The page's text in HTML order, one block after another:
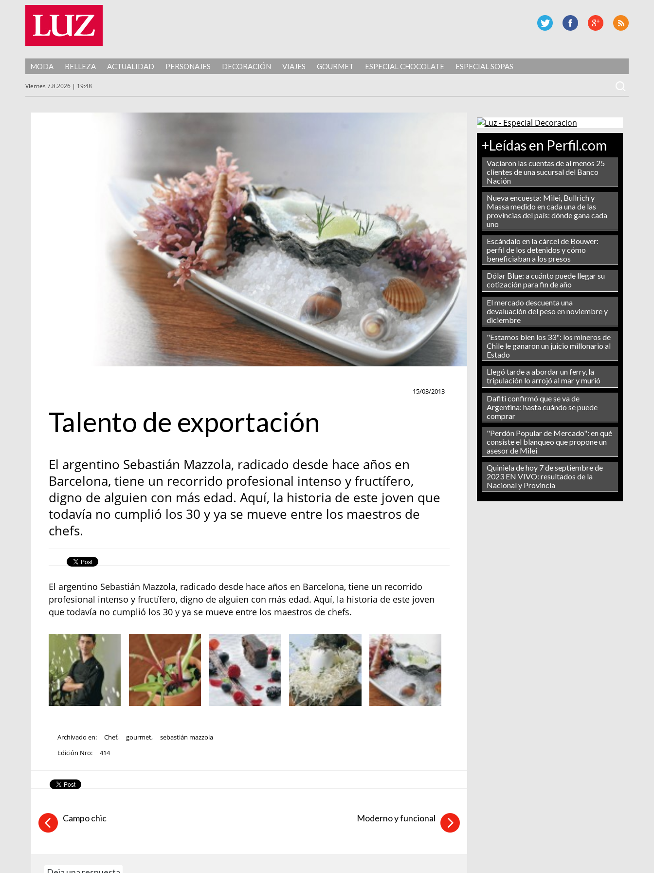
MODA BELLEZA ACTUALIDAD PERSONAJES DECORACIÓN VIAJES GOURMET ESPECIAL CHOCOLATE ESPECIAL SOPAS
Viernes 7.8.2026 | 19:48
+Leídas en Perfil.com
Vaciaron las cuentas de al menos 25
clientes de una sucursal del Banco
Nación
Nueva encuesta: Milei, Bullrich y
Massa medido en cada una de las
provincias del país: dónde gana cada
uno
Escándalo en la cárcel de Bouwer:
perfil de los detenidos y cómo
beneficiaban a los presos
Dólar Blue: a cuánto puede llegar su
cotización para fin de año
El mercado descuenta una
devaluación del peso en noviembre y
diciembre
"Estamos bien los 33": los mineros de
Chile le ganaron un juicio millonario al
Estado
Llegó tarde a abordar un ferry, la
tripulación lo arrojó al mar y murió
Dafiti confirmó que se va de
Argentina: hasta cuándo se puede
comprar
"Perdón Popular de Mercado": en qué
consiste el blanqueo que propone un
asesor de Milei
Quiniela de hoy 7 de septiembre de
2023 EN VIVO: resultados de la
Nacional y Provincia
15/03/2013
Talento de exportación
El argentino Sebastián Mazzola, radicado desde hace años en
Barcelona, tiene un recorrido profesional intenso y fructífero,
digno de alguien con más edad. Aquí, la historia de este joven que
todavía no cumplió los 30 y ya se mueve entre los maestros de
chefs.
El argentino Sebastián Mazzola, radicado desde hace años en Barcelona, tiene un recorrido
profesional intenso y fructífero, digno de alguien con más edad. Aquí, la historia de este joven
que todavía no cumplió los 30 y ya se mueve entre los maestros de chefs.
Archivado en: Chef, gourmet,
sebastián mazzola
Edición Nro:
414
Campo chic Moderno y funcional